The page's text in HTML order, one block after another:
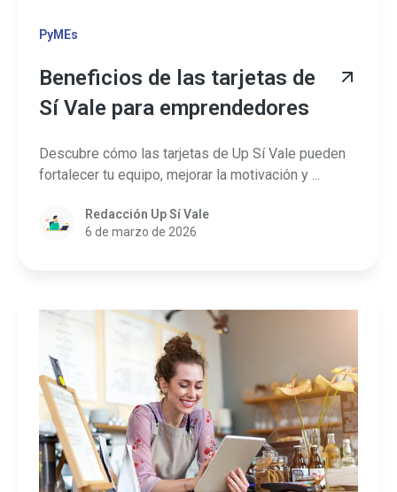
PyMEs
Beneficios de las tarjetas de
Sí Vale para emprendedores
Descubre cómo las tarjetas de Up Sí Vale pueden
fortalecer tu equipo, mejorar la motivación y ...
Redacción Up Sí Vale
6 de marzo de 2026